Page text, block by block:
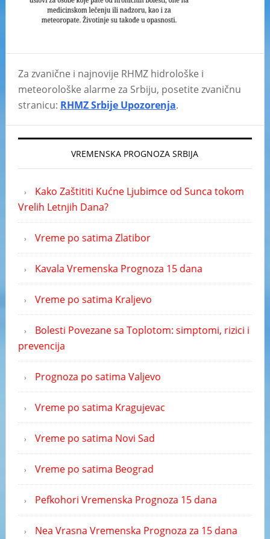
Za zvanične i najnovije RHMZ hidrološke i
meteorološke alarme za Srbiju, posetite zvaničnu
stranicu: RHMZ Srbije Upozorenja.
VREMENSKA PROGNOZA SRBIJA
Kako Zaštititi Kućne Ljubimce od Sunca tokom
Vrelih Letnjih Dana?
Vreme po satima Zlatibor
Kavala Vremenska Prognoza 15 dana
Vreme po satima Kraljevo
Bolesti Povezane sa Toplotom: simptomi, rizici i
prevencija
Prognoza po satima Valjevo
Vreme po satima Kragujevac
Vreme po satima Novi Sad
Vreme po satima Beograd
Pefkohori Vremenska Prognoza 15 dana
Nea Vrasna Vremenska Prognoza za 15 dana